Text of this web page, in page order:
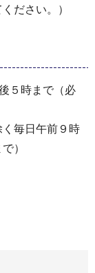
ださい。）
５時まで（必
く毎日午前９時
）